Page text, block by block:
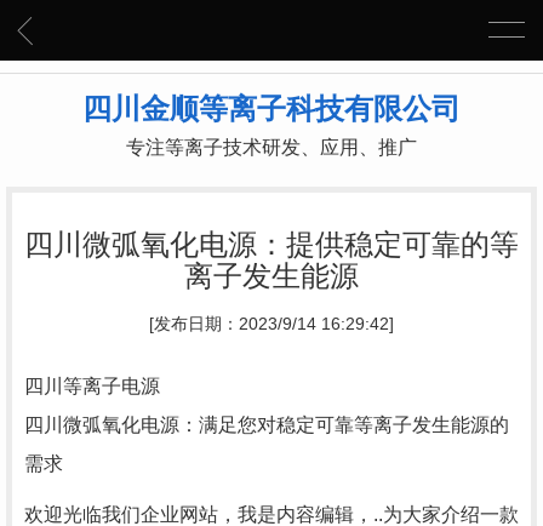
四川金顺等离子科技有限公司
专注等离子技术研发、应用、推广
四川微弧氧化电源：提供稳定可靠的等
离子发生能源
[发布日期：2023/9/14 16:29:42]
四川等离子电源
四川微弧氧化电源：满足您对稳定可靠等离子发生能源的
需求
欢迎光临我们企业网站，我是内容编辑，..为大家介绍一款